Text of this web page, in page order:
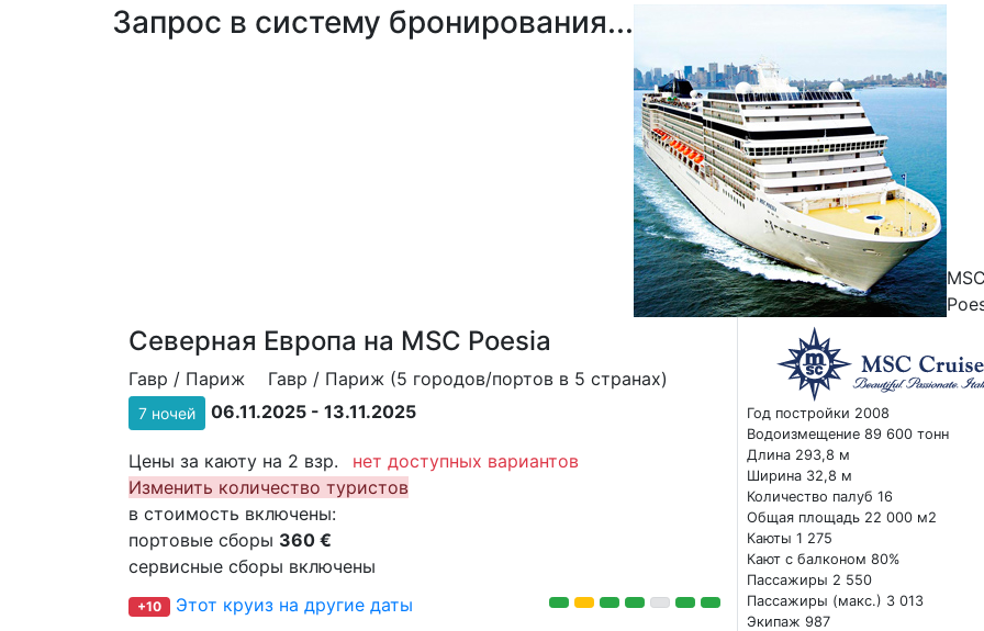
Северная Европа на MSC Poesia
Гавр / Париж Гавр / Париж (5 городов/портов в 5 странах)
7 ночей 06.11.2025 - 13.11.2025
Цены за каюту на 2 взр.
нет доступных вариантов
Изменить количество туристов
в стоимость включены:
портовые сборы 360 €
сервисные сборы включены
+10 Этот круиз на другие даты
Год постройки 2008
Водоизмещение 89 600 тонн
Длина 293,8 м
Ширина 32,8 м
Количество палуб 16
Общая площадь 22 000 м2
Каюты 1 275
Кают с балконом 80%
Пассажиры 2 550
Пассажиры (макс.) 3 013
Экипаж 987
Запрос в систему бронирования...